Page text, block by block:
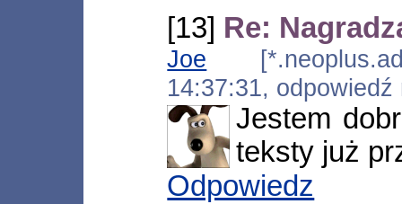
[13] Re:
Joe
14:37:31,
Jestem
teksty już
Odpowiedz